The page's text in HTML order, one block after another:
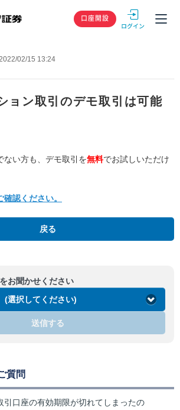
GMOクリック
口座開設
02/15 13:24
ョン取引のデモ取引は可能
ない方も、デモ取引を無料でお試しいただけ
認ください。
戻る
お聞かせください
(選択してください)
送信する
質問
引口座の有効期限が切れてしまったの